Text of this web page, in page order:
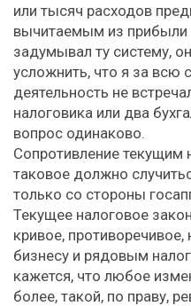
или тысяч расходов
вычитаемым из прибыли
задумывал ту систему,
усложнить, что я за всю
деятельность не
налоговика или два
вопрос одинаково.
Сопротивление
таковое должно
только со стороны
Текущее налоговое
кривое,
бизнесу и рядовым
кажется, что любое
более, такой, по праву,